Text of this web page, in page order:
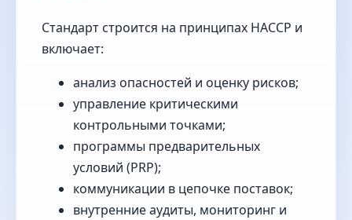
Стандарт строится на принципах HACCP и
включает:
анализ опасностей и оценку рисков;
управление критическими
контрольными точками;
программы предварительных
условий (PRP);
коммуникации в цепочке поставок;
внутренние аудиты, мониторинг и